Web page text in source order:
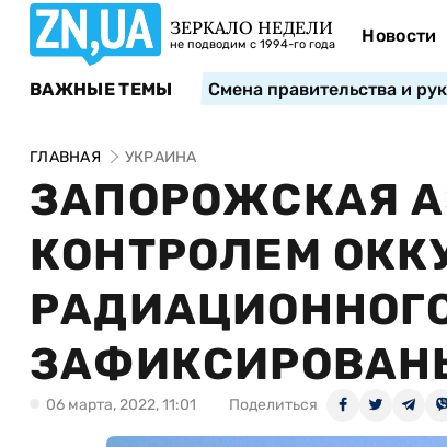
ЗЕРКАЛО НЕДЕЛИ
не подводим с 1994-го года Новости
ВАЖНЫЕ ТЕМЫ Смена правительства и
ГЛАВНАЯ УКРАИНА
ЗАПОРОЖСКАЯ
КОНТРОЛЕМ
06 марта, 2022, 11:01 Поделиться